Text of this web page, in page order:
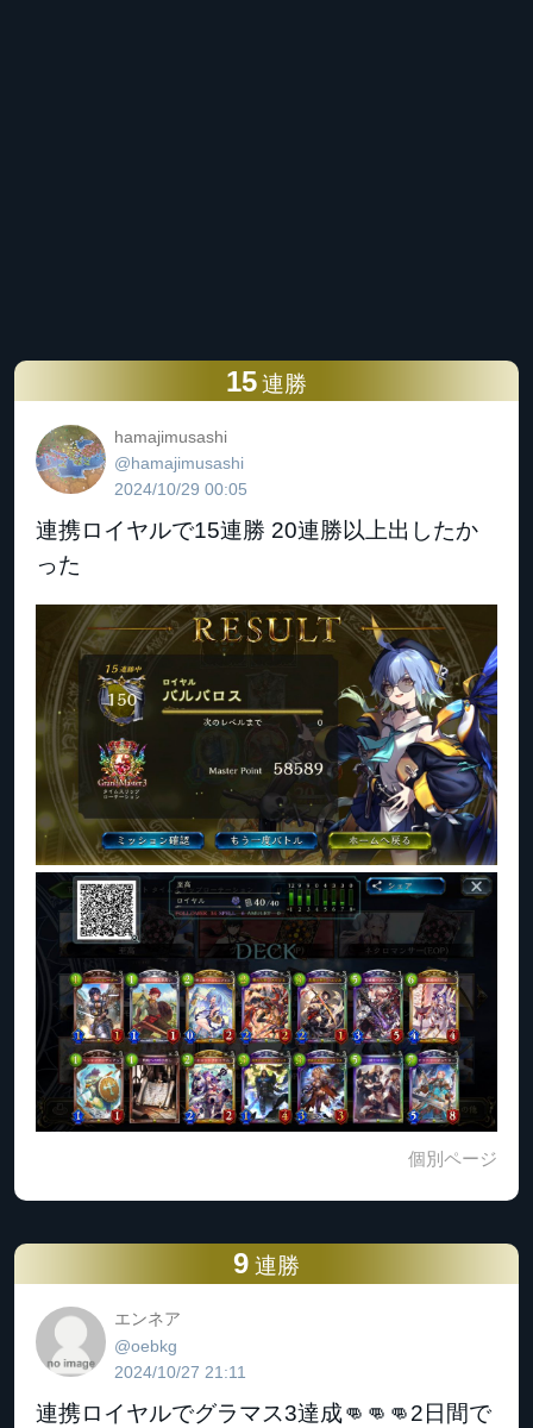
15 連勝
hamajimusashi
@hamajimusashi
2024/10/29 00:05
連携ロイヤルで15連勝 20連勝以上出したか
った
個別ページ
9 連勝
エンネア
@oebkg
2024/10/27 21:11
連携ロイヤルでグラマス3達成👊👊👊2日間で